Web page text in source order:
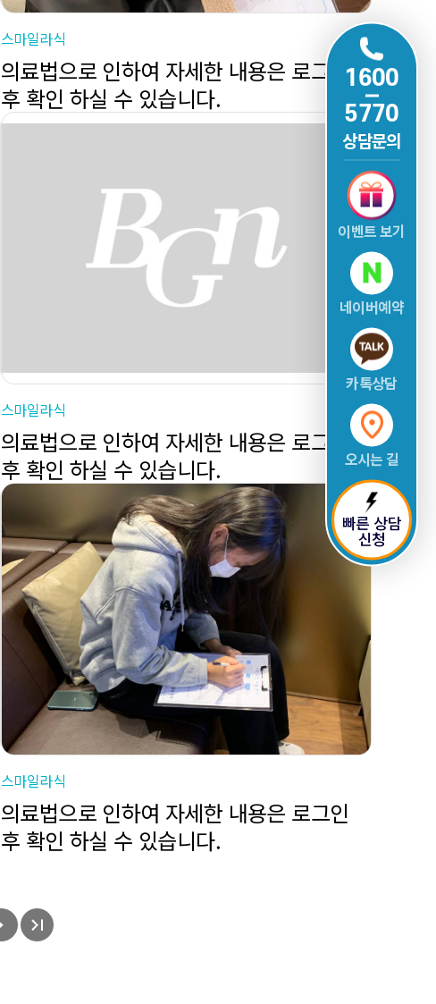
1600
5770
상담문의
이벤트 보기
네이버예약
카톡상담
오시는 길
빠른 상담
신청
스마일라식
의료법으로 인하여 자세한 내용은 로그인
후 확인 하실 수 있습니다.
스마일라식
의료법으로 인하여 자세한 내용은 로그인
후 확인 하실 수 있습니다.
스마일라식
의료법으로 인하여 자세한 내용은 로그인
후 확인 하실 수 있습니다.